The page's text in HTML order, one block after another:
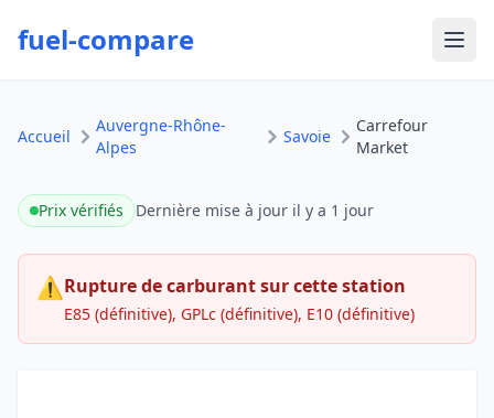
fuel-compare
Accueil
Auvergne-Rhône-
Alpes
Savoie
Carrefour
Market
Prix vérifiés Dernière mise à jour il y a 1 jour
⚠Rupture de carburant sur cette station
E85 (définitive), GPLc (définitive), E10 (définitive)